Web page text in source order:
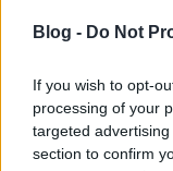
Blog - Do Not
If you wish to opt-
processing of your
targeted
section to confirm